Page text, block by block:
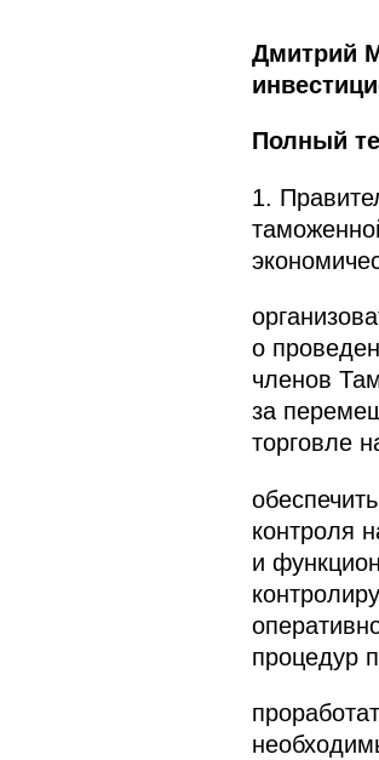
Дмитрий
Полный
1.
о
членов
за
торговле
контроля
и
процедур